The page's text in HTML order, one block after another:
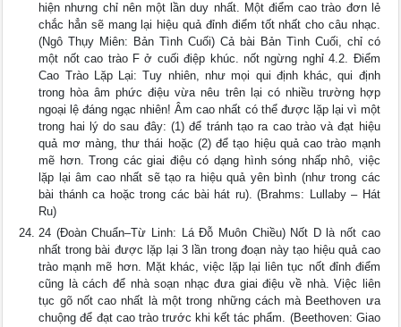
hiện nhưng chỉ nên một lần duy nhất. Một điểm cao trào đơn lẻ
chắc hẳn sẽ mang lại hiệu quả đỉnh điểm tốt nhất cho câu nhạc.
(Ngô Thụy Miên: Bản Tình Cuối) Cả bài Bản Tình Cuối, chỉ có
một nốt cao trào F ở cuối điệp khúc. nốt ngừng nghỉ 4.2. Điểm
Cao Trào Lặp Lại: Tuy nhiên, như mọi qui định khác, qui định
trong hòa âm phức điệu vừa nêu trên lại có nhiều trường hợp
ngoại lệ đáng ngạc nhiên! Âm cao nhất có thể được lặp lại vì một
trong hai lý do sau đây: (1) để tránh tạo ra cao trào và đạt hiệu
quả mơ màng, thư thái hoặc (2) để tạo hiệu quả cao trào mạnh
mẽ hơn. Trong các giai điệu có dạng hình sóng nhấp nhô, việc
lặp lại âm cao nhất sẽ tạo ra hiệu quả yên bình (như trong các
bài thánh ca hoặc trong các bài hát ru). (Brahms: Lullaby – Hát
Ru)
24 (Đoàn Chuẩn–Từ Linh: Lá Đỗ Muôn Chiều) Nốt D là nốt cao
nhất trong bài được lặp lại 3 lần trong đoạn này tạo hiệu quả cao
trào mạnh mẽ hơn. Mặt khác, việc lặp lại liên tục nốt đỉnh điểm
cũng là cách để nhà soạn nhạc đưa giai điệu về nhà. Việc liên
tục gõ nốt cao nhất là một trong những cách mà Beethoven ưa
chuộng để đạt cao trào trước khi kết tác phẩm. (Beethoven: Giao